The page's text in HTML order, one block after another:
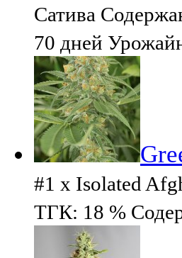
Сатива
70 дней
#1 x Isolated
ТГК: 18 %